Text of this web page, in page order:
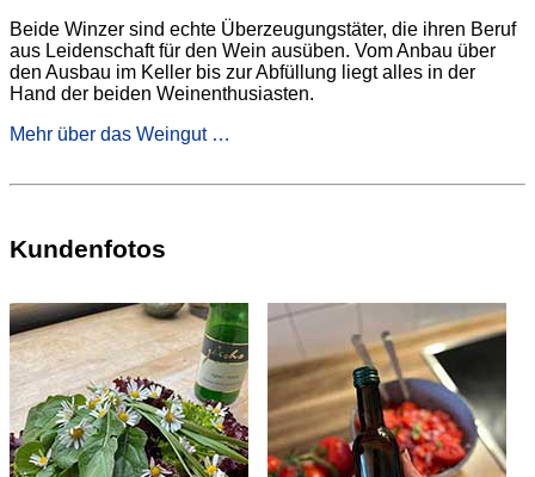
Beide Winzer sind echte Überzeugungstäter, die ihren Beruf
aus Leidenschaft für den Wein ausüben. Vom Anbau über
den Ausbau im Keller bis zur Abfüllung liegt alles in der
Hand der beiden Weinenthusiasten.
Mehr über das Weingut …
Kundenfotos